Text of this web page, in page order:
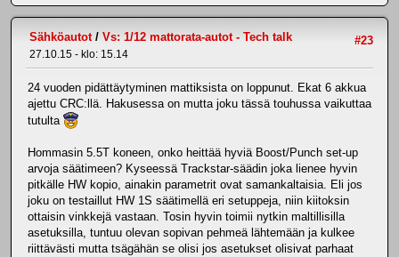
#23
Sähköautot/ Vs: 1/12 mattorata-autot - Tech talk
27.10.15 - klo: 15.14
24 vuoden pidättäytyminen mattiksista on loppunut. Ekat 6 akkua
ajettu CRC:llä. Hakusessa on mutta joku tässä touhussa vaikuttaa
tutulta
Hommasin 5.5T koneen, onko heittää hyviä Boost/Punch set-up
arvoja säätimeen? Kyseessä Trackstar-säädin joka lienee hyvin
pitkälle HW kopio, ainakin parametrit ovat samankaltaisia. Eli jos
joku on testaillut HW 1S säätimellä eri setuppeja, niin kiitoksin
ottaisin vinkkejä vastaan. Tosin hyvin toimii nytkin maltillisilla
asetuksilla, tuntuu olevan sopivan pehmeä lähtemään ja kulkee
riittävästi mutta tsägähän se olisi jos asetukset olisivat parhaat